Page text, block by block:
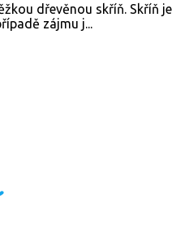
dřevěnou skříň. Skříň je
zájmu j...